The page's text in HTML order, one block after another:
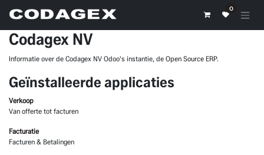
0
Codagex NV
Informatie over de Codagex NV Odoo's instantie, de Open Source ERP.
Geïnstalleerde applicaties
Verkoop
Van offerte tot facturen
Facturatie
Facturen & Betalingen